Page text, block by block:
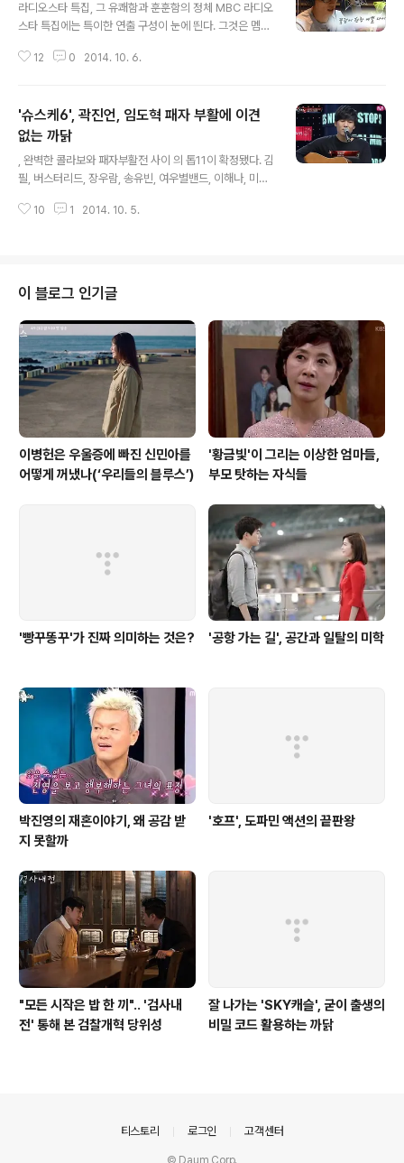
라디오스타 특집, 그 유쾌함과 훈훈함의 정체 MBC 라디오
스타 특집에는 특이한 연출 구성이 눈에 띈다. 그것은 멤버
오가 있을 법한 현장을 스케치하며 보여준다는 점이다. 사
낌으로 바꿔준다. 일일 DJ를 맡아 정형돈이 선곡한 곡을
어느 길거리를 지나는 이들이, 또 누군가를 만나 사랑을 나
누는 연인들이, 또 퇴근길에 지친 몸을 지하철에서 흔들리
고 있는 직장인들이 듣는 듯한 그 장면을 눈으로 본다는 건
특이한 경험이다. 그것은 라디오가 가진 ‘소통의 특성’을 그
대로 보여준다. 귀에서 귀로 전해지는 그 따뜻함. 길을 걷다
12 0 2014. 10. 6.
'슈스케6', 곽진언, 임도혁 패자 부활에 이견
없는 까닭
, 완벽한 콜라보와 패자부활전 사이 의 톱11이 확정됐다. 김
필, 버스터리드, 장우람, 송유빈, 여우별밴드, 이해나, 미카,
별한 이변이랄 것도 없었다. 워낙 실력자가 많이 나온 인데
만 이것도 이미 이전 에서 종종 벌어졌던 일들이라 자연스
럽게 받아들여졌다. 흥미로운 건 패자부활에 대한 반응이
다. 1대1 대결을 통해 일찌감치 톱10에 합류한 김필, 버스
터리드, 장우람, 송유빈, 여우별밴드, 이해나, 미카와 달리
임도혁, 곽진언, 이준희, 브라이언 박은 패자 부활로 추가
합격되었..
10 1 2014. 10. 5.
이 블로그 인기글
이병헌은 우울증에 빠진 신민아를
어떻게 꺼냈나(‘우리들의 블루스’)
'황금빛'이 그리는 이상한 엄마들,
부모 탓하는 자식들
'빵꾸똥꾸'가 진짜 의미하는 것은? '공항 가는 길', 공간과 일탈의 미학
박진영의 재혼이야기, 왜 공감 받
지 못할까
'호프', 도파민 액션의 끝판왕
"모든 시작은 밥 한 끼".. '검사내
전' 통해 본 검찰개혁 당위성
잘 나가는 'SKY캐슬', 굳이 출생의
비밀 코드 활용하는 까닭
티스토리 로그인 고객센터
© Daum Corp.